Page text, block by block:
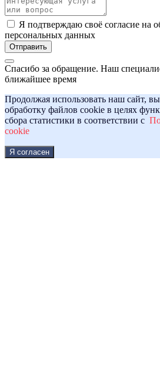
Я подтверждаю своё согласие на
персональных данных
Отправить
Спасибо за обращение. Наш
ближайшее время
Продолжая использовать наш сайт, вы
обработку файлов cookie в целях
сбора статистики в соответствии с
cookie
Я согласен